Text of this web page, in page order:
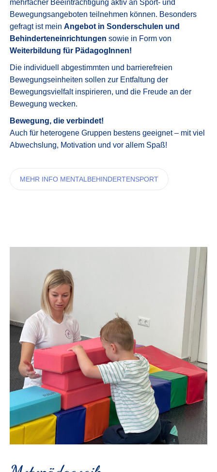
mehrfacher Beeinträchtigung aktiv an Sport- und
Bewegungsangeboten teilnehmen können. Besonders
gefragt ist mein Angebot in Sonderschulen und
Behinderteneinrichtungen sowie in Form von
Weiterbildung für PädagogInnen!
Die individuell abgestimmten und barrierefreien
Bewegungseinheiten sollen zur Entfaltung der
Bewegungsvielfalt inspirieren, und die Freude an der
Bewegung wecken.
Bewegung, die verbindet!
Auch für heterogene Gruppen bestens geeignet – mit viel
Abwechslung, Motivation und vor allem Spaß!
MEHR INFO MENTALBEHINDERTENSPORT